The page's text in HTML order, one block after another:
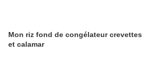
Mon riz fond de congélateur crevettes
et calamar